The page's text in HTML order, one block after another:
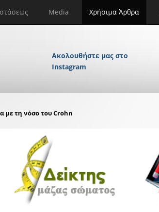
Media Χρήσιμα Άρθρα
Ακολουθήστε μας στο
Instagram
με τη νόσο του Crohn